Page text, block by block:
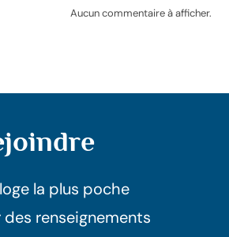
Aucun commentaire à afficher.
la plus poche
renseignements